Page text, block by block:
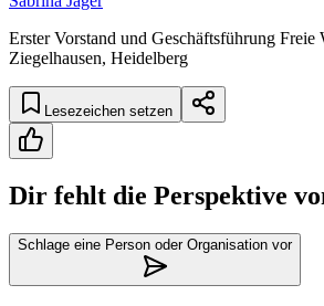
Erster Vorstand und Geschäftsführung
Ziegelhausen, Heidelberg
Lesezeichen setzen
Dir fehlt die Perspektive
Schlage eine Person oder Organisation vor